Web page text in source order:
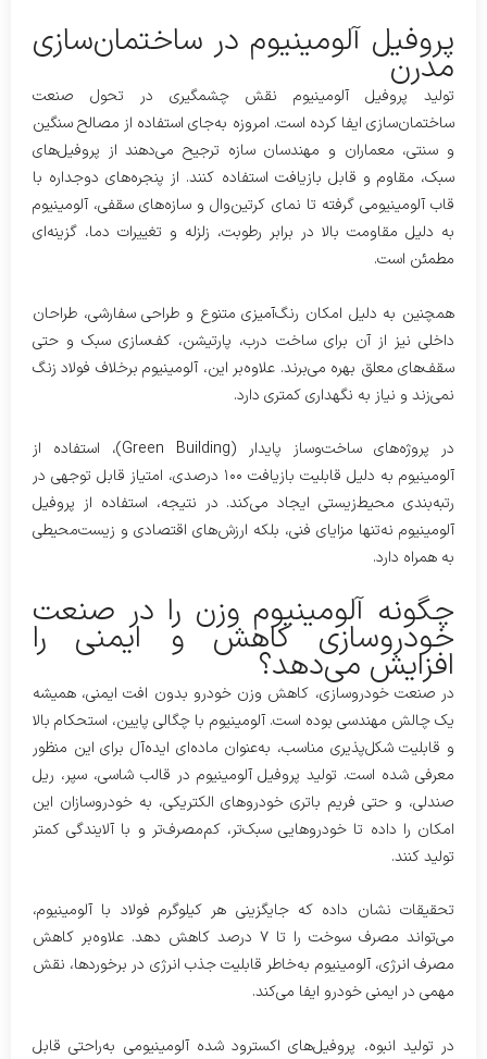
پروفیل آلومینیوم در ساختمان‌سازی
مدرن
تولید پروفیل آلومینیوم نقش چشمگیری در تحول صنعت
ساختمان‌سازی ایفا کرده است. امروزه به‌جای استفاده از مصالح سنگین
و سنتی، معماران و مهندسان سازه ترجیح می‌دهند از پروفیل‌های
سبک، مقاوم و قابل بازیافت استفاده کنند. از پنجره‌های دوجداره با
قاب آلومینیومی گرفته تا نمای کرتین‌وال و سازه‌های سقفی، آلومینیوم
به دلیل مقاومت بالا در برابر رطوبت، زلزله و تغییرات دما، گزینه‌ای
مطمئن است.
همچنین به دلیل امکان رنگ‌آمیزی متنوع و طراحی سفارشی، طراحان
داخلی نیز از آن برای ساخت درب، پارتیشن، کف‌سازی سبک و حتی
سقف‌های معلق بهره می‌برند. علاوه‌بر این، آلومینیوم برخلاف فولاد زنگ
نمی‌زند و نیاز به نگهداری کمتری دارد.
در پروژه‌های ساخت‌وساز پایدار (Green Building)، استفاده از
آلومینیوم به دلیل قابلیت بازیافت ۱۰۰ درصدی، امتیاز قابل توجهی در
رتبه‌بندی محیط‌زیستی ایجاد می‌کند. در نتیجه، استفاده از پروفیل
آلومینیوم نه‌تنها مزایای فنی، بلکه ارزش‌های اقتصادی و زیست‌محیطی
به همراه دارد.
چگونه آلومینیوم وزن را در صنعت
خودروسازی کاهش و ایمنی را
افزایش می‌دهد؟
در صنعت خودروسازی، کاهش وزن خودرو بدون افت ایمنی، همیشه
یک چالش مهندسی بوده است. آلومینیوم با چگالی پایین، استحکام بالا
و قابلیت شکل‌پذیری مناسب، به‌عنوان ماده‌ای ایده‌آل برای این منظور
معرفی شده است. تولید پروفیل آلومینیوم در قالب شاسی، سپر، ریل
صندلی، و حتی فریم باتری خودروهای الکتریکی، به خودروسازان این
امکان را داده تا خودروهایی سبک‌تر، کم‌مصرف‌تر و با آلایندگی کمتر
تولید کنند.
تحقیقات نشان داده که جایگزینی هر کیلوگرم فولاد با آلومینیوم،
می‌تواند مصرف سوخت را تا ۷ درصد کاهش دهد. علاوه‌بر کاهش
مصرف انرژی، آلومینیوم به‌خاطر قابلیت جذب انرژی در برخوردها، نقش
مهمی در ایمنی خودرو ایفا می‌کند.
در تولید انبوه، پروفیل‌های اکسترود شده آلومینیومی به‌راحتی قابل